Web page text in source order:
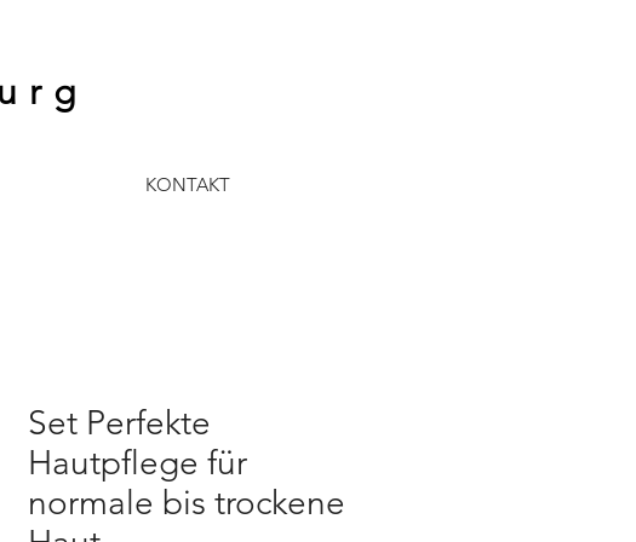
KONTAKT
Set Perfekte
Hautpflege für
normale bis trockene